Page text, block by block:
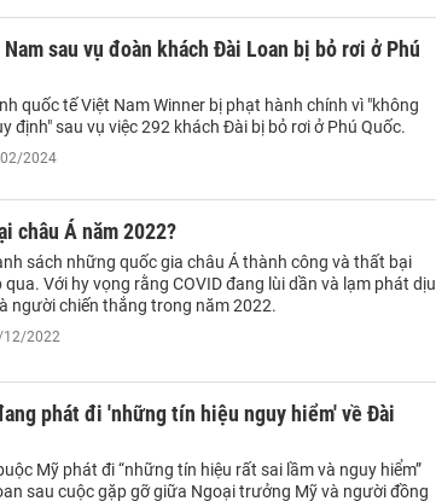
sau vụ đoàn khách Đài Loan bị bỏ rơi ở Phú
quốc tế Việt Nam Winner bị phạt hành chính vì "không
định" sau vụ việc 292 khách Đài bị bỏ rơi ở Phú Quốc.
2024
châu Á năm 2022?
sách những quốc gia châu Á thành công và thất bại
Với hy vọng rằng COVID đang lùi dần và lạm phát dịu
người chiến thắng trong năm 2022.
12/2022
phát đi 'những tín hiệu nguy hiểm' về Đài
Mỹ phát đi “những tín hiệu rất sai lầm và nguy hiểm”
sau cuộc gặp gỡ giữa Ngoại trưởng Mỹ và người đồng